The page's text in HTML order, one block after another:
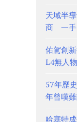
天域半
商 一手
佑駕創
L4無人
57年歷
年曾嘆
哈塞特